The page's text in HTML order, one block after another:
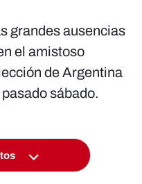
grandes ausencias
el amistoso
de Argentina
sábado.